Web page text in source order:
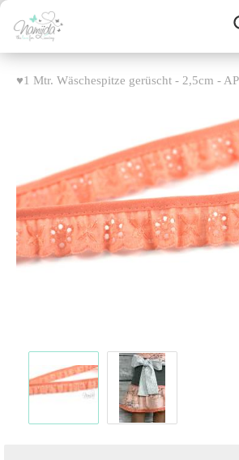
♥1 Mtr. Wäschespitze gerüscht - 2,5cm -